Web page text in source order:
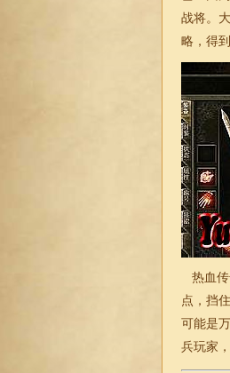
战将。
略，得
热血传
点，挡
可能是
兵玩家